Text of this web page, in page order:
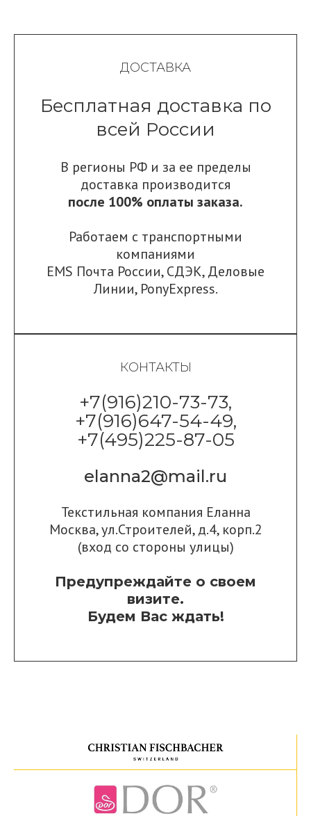
ДОСТАВКА
Бесплатная доставка по
всей России
В регионы РФ и за ее пределы
доставка производится
после 100% оплаты заказа.
Работаем с транспортными
компаниями
EMS Почта России,СДЭК,Деловые
Линии, PonyExpress.
КОНТАКТЫ
+7(916)210-73-73,
+7(916)647-54-49,
+7(495)225-87-05
elanna2@mail.ru
Текстильная компания Еланна
Москва, ул.Строителей, д.4, корп.2
(вход со стороны улицы)
Предупреждайте о своем
визите.
Будем Вас ждать!